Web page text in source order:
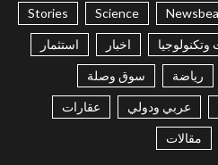
Science
Stories
وتكنولوجيا اخبار استثمار
رياضة سوق وصلة
عربي ودولي عقارات
مقالات